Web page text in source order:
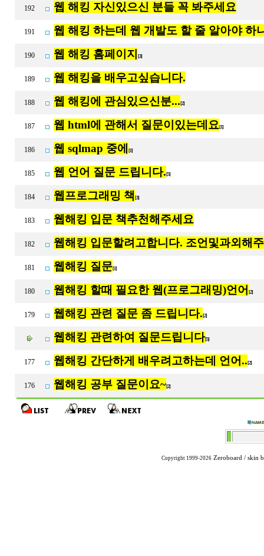
192 웹 해킹 자신있으신 분들 꼭 봐주세요
191 웹 해킹 하는데 웹 개발도 할 줄 알아야 하
190 웹 해킹 홈페이지 [3]
189 웹 해킹을 배우고싶습니다.
188 웹 해킹에 관심있으신분... [2]
187 웹 html에 관해서 질문이있는데요[1]
186 웹 sqlmap 중에 [1]
185 웹 언어 질문 드립니다. [5]
184 웹프로그래밍 책 [3]
183 웹해킹 입문 책추천해주세요
182 웹해킹 입문할려고합니다. 조언및과외해
181 웹해킹 질문[1]
180 웹해킹 할때 필요한 웹(프로그래밍)언어 [2]
179 웹해킹 관련 질문 좀 드립니다. [2]
웹해킹 관련하여 질문드립니다[5]
177 웹해킹 간단하게 배우려고하는데 언어.. [2]
176 웹해킹 공부 질문이요~[2]
Copyright 1999-2026 Zeroboard / skin